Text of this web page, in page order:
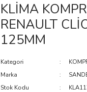
KLİMA
RENAULT
125MM
Kategori
Marka
Stok Kodu